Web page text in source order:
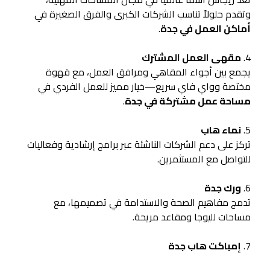
وتقدم حلولاً تناسب الشركات الكبرى والفرق الصغيرة في
أماكن العمل في جدة.
4. مقهى العمل المشترك
يجمع بين أجواء المقاهي ومرافق العمل، مع قهوة
مختصة وواي فاي سريع—خيار مميز للعمل الفردي في
مساحة عمل مشتركة في جدة.
5. نماء هاب
تركز على دعم الشركات الناشئة عبر برامج إرشادية وفعاليات
للتواصل مع المستثمرين.
6. ورك جدة
تدمج مفاهيم الصحة والاستدامة في تصميمها، مع
مساحات لليوجا ومقاعد مريحة.
7. إمباكت هاب جدة